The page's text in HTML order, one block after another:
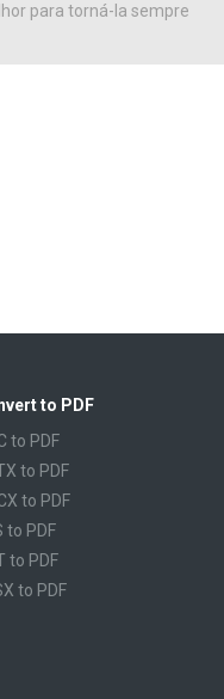
para torná-la sempre
to PDF
to PDF
to PDF
to PDF
to PDF
to PDF
to PDF